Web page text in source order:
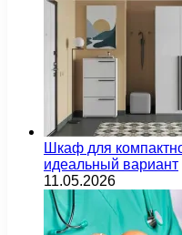
Шкаф для
идеальный вариант
11.05.2026